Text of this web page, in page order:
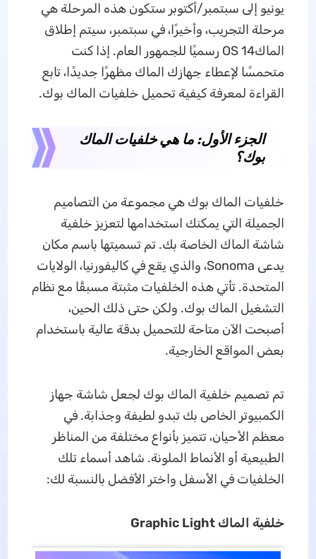
يونيو إلى سبتمبر/أكتوبر ستكون هذه المرحلة هي
مرحلة التجريب، وأخيرًا، في سبتمبر، سيتم إطلاق
الماكOS 14 رسميًا للجمهور العام. إذا كنت
متحمسًا لإعطاء جهازك الماك مظهرًا جديدًا، تابع
القراءة لمعرفة كيفية تحميل خلفيات الماك بوك.
الجزء الأول: ما هي خلفيات الماك
بوك؟
خلفيات الماك بوك هي مجموعة من التصاميم
الجميلة التي يمكنك استخدامها لتعزيز خلفية
شاشة الماك الخاصة بك. تم تسميتها باسم مكان
يدعى Sonoma، والذي يقع في كاليفورنيا، الولايات
المتحدة. تأتي هذه الخلفيات مثبتة مسبقًا مع نظام
التشغيل الماك بوك. ولكن حتى ذلك الحين،
أصبحت الآن متاحة للتحميل بدقة عالية باستخدام
بعض المواقع الخارجية.
تم تصميم خلفية الماك بوك لجعل شاشة جهاز
الكمبيوتر الخاص بك تبدو لطيفة وجذابة. في
معظم الأحيان، تتميز بأنواع مختلفة من المناظر
الطبيعية أو الأنماط الملونة. شاهد أسماء تلك
الخلفيات في الأسفل واختر الأفضل بالنسبة لك:
خلفية الماك